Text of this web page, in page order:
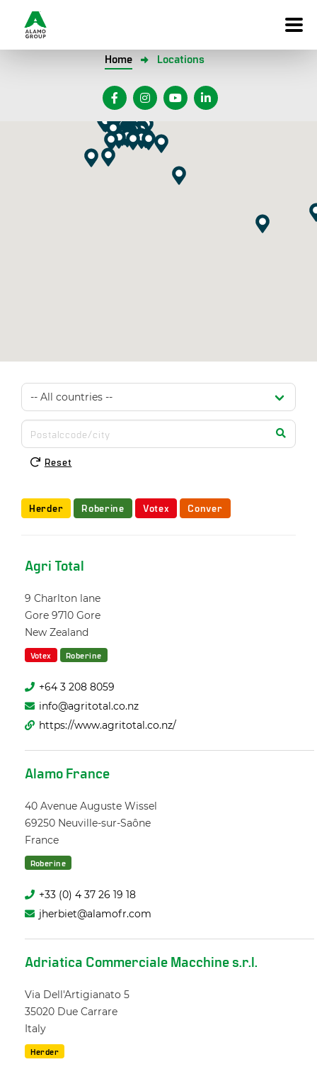
Home Locations
Reset
Herder Roberine Votex Conver
Agri Total
9 Charlton lane
Gore 9710 Gore
New Zealand
Votex Roberine
+64 3 208 8059
info@agritotal.co.nz
https://www.agritotal.co.nz/
Alamo France
40 Avenue Auguste Wissel
69250 Neuville-sur-Saône
France
Roberine
+33 (0) 4 37 26 19 18
jherbiet@alamofr.com
Adriatica Commerciale Macchine s.r.l.
Via Dell'Artigianato 5
35020 Due Carrare
Italy
Herder